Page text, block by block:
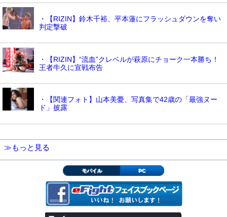
・【RIZIN】鈴木千裕、平本蓮にフラッシュダウンを奪い
判定撃破
・【RIZIN】“流血”クレベルが萩原にチョーク一本勝ち！
王者牛久に宣戦布告
・【関連フォト】山本美憂、写真集で42歳の「最強ヌー
ド」披露
≫もっと見る
モバイル PC